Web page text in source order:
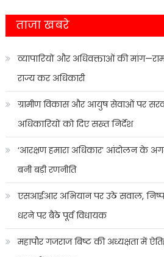
ताजा खबरे
व्यापारियों और अधिवक्ताओं की
राज्य कर अधिकारी
ग्रामीण विकास और आयुष सेवाओं पर
अधिकारियों को दिए सख्त निर्देश
‘आरक्षण हमारा अधिकार’ आंदोलन के
बनी बड़ी रणनीति
एसआईआर अभियान पर उठे सवाल,
धरने पर बैठे पूर्व विधायक
महापौर गजराज बिष्ट की अध्यक्षता में